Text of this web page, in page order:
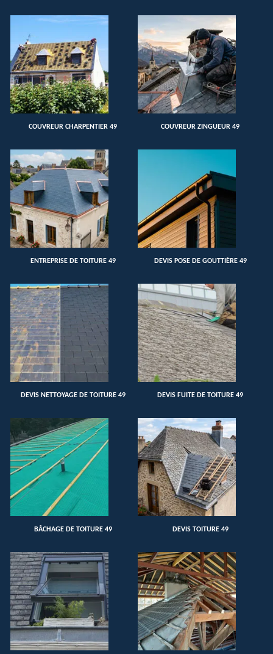
COUVREUR CHARPENTIER 49 COUVREUR ZINGUEUR 49
ENTREPRISE DE TOITURE 49 DEVIS POSE DE GOUTTIÈRE 49
DEVIS NETTOYAGE DE TOITURE 49 DEVIS FUITE DE TOITURE 49
BÂCHAGE DE TOITURE 49 DEVIS TOITURE 49